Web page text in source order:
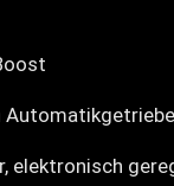
Automatikgetriebe
elektronisch